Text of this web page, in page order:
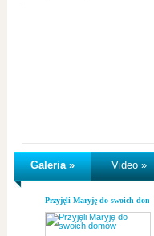
Galeria » Video »
Przyjęli Maryję do swoich